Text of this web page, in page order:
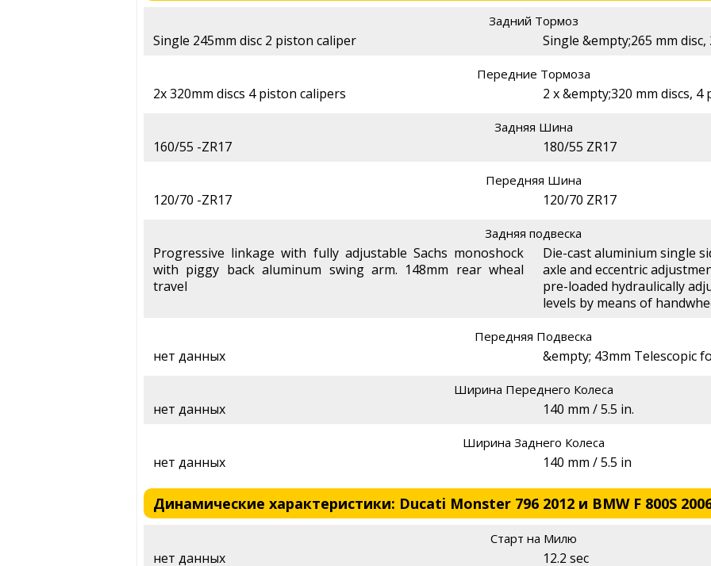
Задний Тормоз
Single 245mm disc 2 piston caliper Single &empty;265 mm
Передние Тормоза
2x 320mm discs 4 piston calipers 2 x &empty;320 mm discs,
Задняя Шина
160/55 -ZR17 180/55 ZR17
Передняя Шина
120/70 -ZR17 120/70 ZR17
Задняя подвеска
Progressive linkage with fully adjustable Sachs monoshock
with piggy back aluminum swing arm. 148mm rear wheal
travel
Die-cast aluminium single
axle and eccentric
pre-loaded hydraulically
levels by means of
Передняя Подвеска
нет данных &empty; 43mm Telescopic
Ширина Переднего Колеса
нет данных 140 mm / 5.5 in.
Ширина Заднего Колеса
нет данных 140 mm / 5.5 in
Динамические характеристики: Ducati Monster 796 2012 и BMW F 800S
Старт на Милю
нет данных 12.2 sec